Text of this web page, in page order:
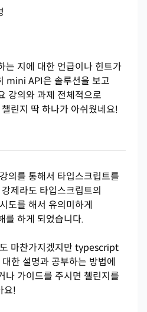
는 지에 대한 언급이나 힌트가
mini API은 솔루션을 보고
강의와 과제 전체적으로
린지 딱 하나가 아쉬웠네요!
의를 통해서 타입스크립트를
제라도 타입스크립트의
도를 해서 유의미하게
를 하게 되었습니다.
마찬가지겠지만 typescript
한 설명과 공부하는 방법에
나 가이드를 주시면 첼린지를
요!